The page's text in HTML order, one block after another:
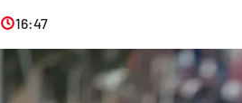
16:47